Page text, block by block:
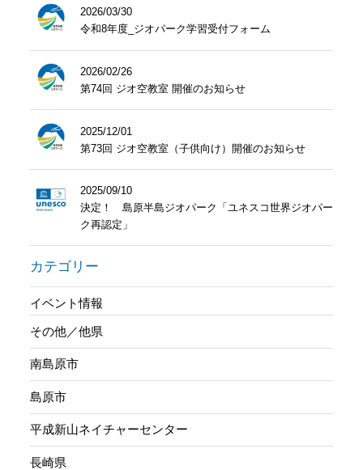
2026/03/30
令和8年度_ジオパーク学習受付フォーム
2026/02/26
第74回 ジオ空教室 開催のお知らせ
2025/12/01
第73回 ジオ空教室（子供向け）開催のお知らせ
2025/09/10
決定！ 島原半島ジオパーク「ユネスコ世界ジオパー
ク再認定」
カテゴリー
イベント情報
その他／他県
南島原市
島原市
平成新山ネイチャーセンター
長崎県